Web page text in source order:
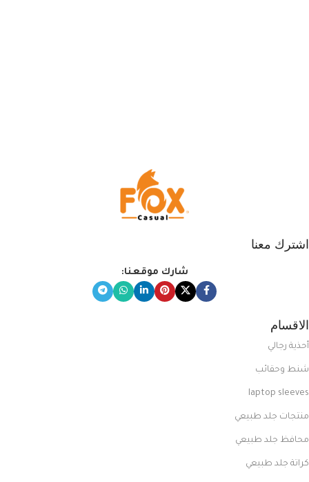
اشترك معنا
شارك موقعنا:
الاقسام
أحذية رجالي
شنط وحقائب
laptop sleeves
منتجات جلد طبيعي
محافظ جلد طبيعي
كراتة جلد طبيعي